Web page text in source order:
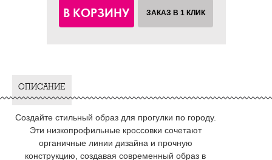
В КОРЗИНУ ЗАКАЗ В 1 КЛИК
ОПИСАНИЕ
Создайте стильный образ для прогулки по городу.
Эти низкопрофильные кроссовки сочетают
органичные линии дизайна и прочную
конструкцию, создавая современный образ в